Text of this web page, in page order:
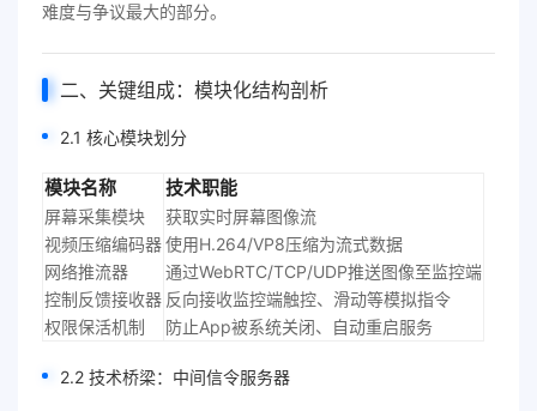
难度与争议最大的部分。
二、关键组成：模块化结构剖析
2.1 核心模块划分
模块名称 技术职能
屏幕采集模块
获取实时屏幕图像流
视频压缩编码器使用H.264/VP8压缩为流式数据
网络推流器
通过WebRTC/TCP/UDP推送图像至监控端
控制反馈接收器 反向接收监控端触控、滑动等模拟指令
权限保活机制
防止App被系统关闭、自动重启服务
2.2 技术桥梁：中间信令服务器